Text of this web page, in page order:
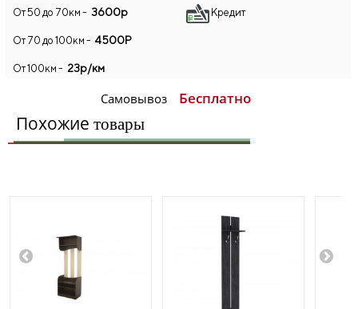
От 50 до 70км - 3600р
От 70 до 100км - 4500Р
От 100км - 23р/км
Самовывоз Бесплатно
Кредит
Похожие товары